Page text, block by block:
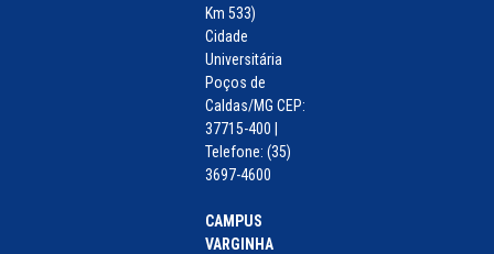
Km 533)
Cidade
Universitária
Poços de
Caldas/MG CEP:
37715-400 |
Telefone: (35)
3697-4600
CAMPUS
VARGINHA